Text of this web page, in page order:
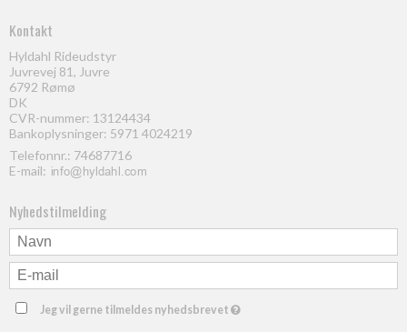
Kontakt
Hyldahl Rideudstyr
Juvrevej 81, Juvre
6792 Rømø
DK
CVR-nummer: 13124434
Bankoplysninger: 5971 4024219
Telefonnr.: 74687716
E-mail:
Nyhedstilmelding
Jeg vil gerne tilmeldes nyhedsbrevet